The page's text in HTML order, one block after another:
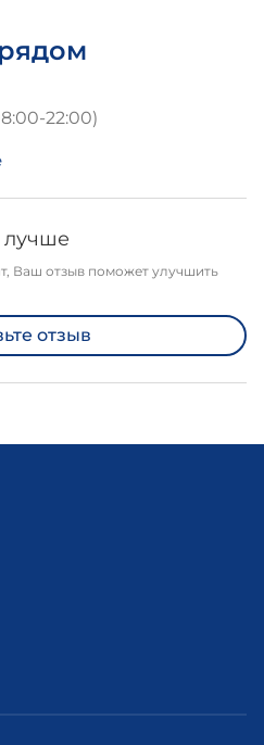
22:00)
лучше
Ваш отзыв поможет улучшить
отзыв